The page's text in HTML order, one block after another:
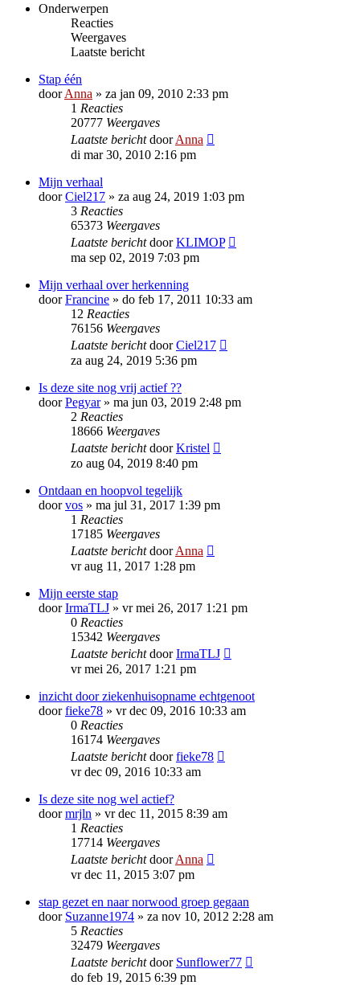
Onderwerpen
Reacties
Weergaves
Laatste bericht
Stap één
doorAnna » za jan 09, 2010 2:33 pm
1 Reacties
20777 Weergaves
Laatste berichtdoorAnna
di mar 30, 2010 2:16 pm
Mijn verhaal
doorCiel217 » za aug 24, 2019 1:03 pm
3 Reacties
65373 Weergaves
Laatste berichtdoorKLIMOP
ma sep 02, 2019 7:03 pm
Mijn verhaal over herkenning
doorFrancine » do feb 17, 2011 10:33 am
12 Reacties
76156 Weergaves
Laatste berichtdoorCiel217
za aug 24, 2019 5:36 pm
Is deze site nog vrij actief ??
doorPegyar» ma jun 03, 2019 2:48 pm
2 Reacties
18666 Weergaves
Laatste berichtdoorKristel
zo aug 04, 2019 8:40 pm
Ontdaan en hoopvol tegelijk
doorvos » ma jul 31, 2017 1:39 pm
1 Reacties
17185 Weergaves
Laatste berichtdoorAnna
vr aug 11, 2017 1:28 pm
Mijn eerste stap
doorIrmaTLJ » vr mei 26, 2017 1:21 pm
0 Reacties
15342 Weergaves
Laatste berichtdoorIrmaTLJ
vr mei 26, 2017 1:21 pm
inzicht door ziekenhuisopname echtgenoot
doorfieke78 » vr dec 09, 2016 10:33 am
0 Reacties
16174 Weergaves
Laatste berichtdoorfieke78
vr dec 09, 2016 10:33 am
Is deze site nog wel actief?
doormrjln » vr dec 11, 2015 8:39 am
1 Reacties
17714 Weergaves
Laatste berichtdoorAnna
vr dec 11, 2015 3:07 pm
stap gezet en naar norwood groep gegaan
door Suzanne1974 » za nov 10, 2012 2:28 am
5 Reacties
32479 Weergaves
Laatste berichtdoor Sunflower77
do feb 19, 2015 6:39 pm